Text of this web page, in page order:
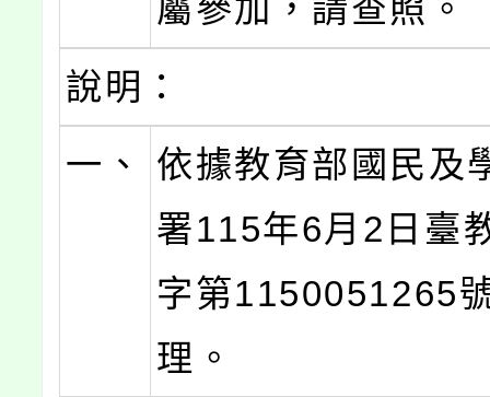
屬參加，請查照。
說明：
一、
依據教育部國民及
署115年6月2日臺
字第1150051265
理。